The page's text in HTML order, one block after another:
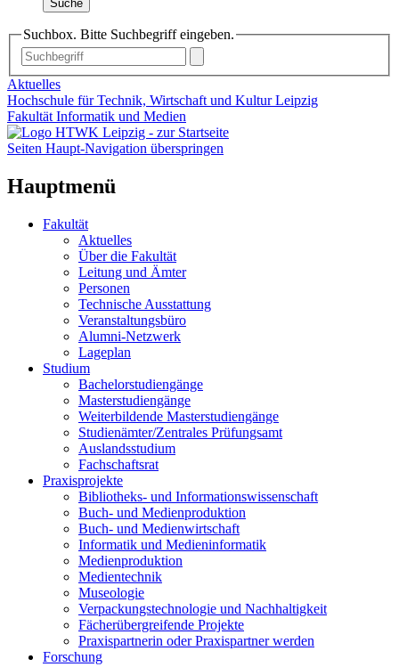
Suche
Suchbox. Bitte Suchbegriff eingeben.
Aktuelles
Hochschule für Technik, Wirtschaft und Kultur Leipzig
Fakultät Informatik und Medien
Seiten Haupt-Navigation überspringen
Hauptmenü
Fakultät
Aktuelles
Über die Fakultät
Leitung und Ämter
Personen
Technische Ausstattung
Veranstaltungsbüro
Alumni-Netzwerk
Lageplan
Studium
Bachelorstudiengänge
Masterstudiengänge
Weiterbildende Masterstudiengänge
Studienämter/Zentrales Prüfungsamt
Auslandsstudium
Fachschaftsrat
Praxisprojekte
Bibliotheks- und Informationswissenschaft
Buch- und Medienproduktion
Buch- und Medienwirtschaft
Informatik und Medieninformatik
Medienproduktion
Medientechnik
Museologie
Verpackungstechnologie und Nachhaltigkeit
Fächerübergreifende Projekte
Praxispartnerin oder Praxispartner werden
Forschung